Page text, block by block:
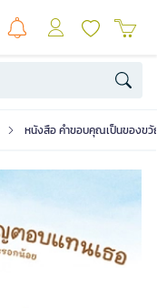
หนังสือ คำขอบคุณเป็นของข